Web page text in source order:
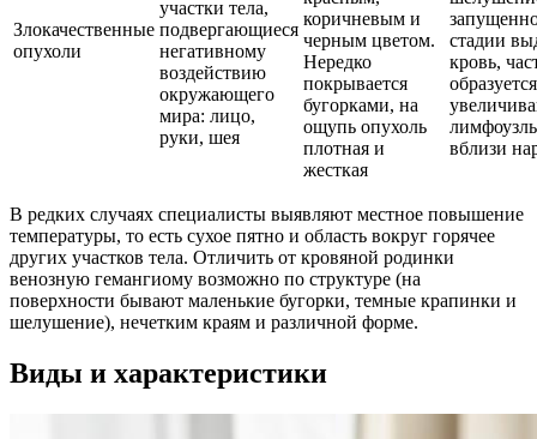
Злокачественные
опухоли
участки тела,
подвергающиеся
негативному
воздействию
окружающего
мира: лицо,
руки, шея
коричневым и
черным цветом.
Нередко
покрывается
бугорками, на
ощупь опухоль
плотная и
жесткая
стадии
кровь,
вблизи
В редких случаях специалисты выявляют местное повышение
температуры, то есть сухое пятно и область вокруг горячее
других участков тела. Отличить от кровяной родинки
венозную гемангиому возможно по структуре (на
поверхности бывают маленькие бугорки, темные крапинки и
шелушение), нечетким краям и различной форме.
Виды и характеристики